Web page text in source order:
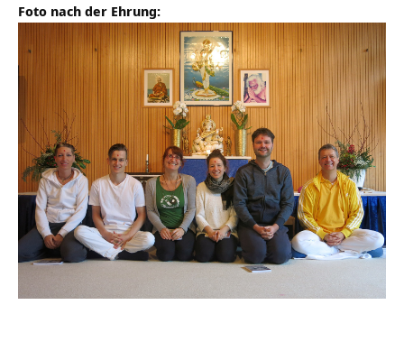
Foto nach der Ehrung: